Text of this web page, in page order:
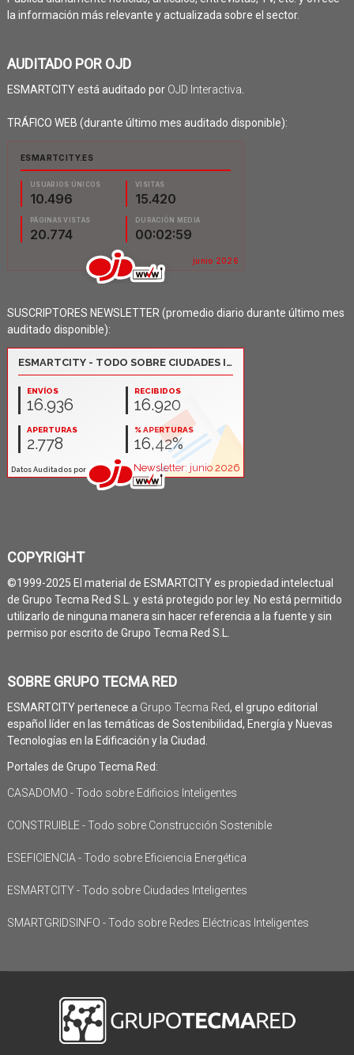
la información más relevante y actualizada sobre el sector.
AUDITADO POR OJD
ESMARTCITY está auditado por OJD Interactiva
TRÁFICO WEB (durante último mes auditado disponible):
SUSCRIPTORES NEWSLETTER (promedio diario durante último mes
auditado disponible):
COPYRIGHT
©1999-2025 El material de ESMARTCITY es propiedad intelectual
de Grupo Tecma Red S.L. y está protegido por ley. No está permitido
utilizarlo de ninguna manera sin hacer referencia a la fuente y sin
permiso por escrito de Grupo Tecma Red S.L.
SOBRE GRUPO TECMA RED
ESMARTCITY pertenece a Grupo Tecma Red, el grupo editorial
español líder en las temáticas de Sostenibilidad, Energía y Nuevas
Tecnologías en la Edificación y la Ciudad.
Portales de Grupo Tecma Red:
CASADOMO - Todo sobre Edificios Inteligentes
CONSTRUIBLE - Todo sobre Construcción Sostenible
ESEFICIENCIA - Todo sobre Eficiencia Energética
ESMARTCITY - Todo sobre Ciudades Inteligentes
SMARTGRIDSINFO - Todo sobre Redes Eléctricas Inteligentes